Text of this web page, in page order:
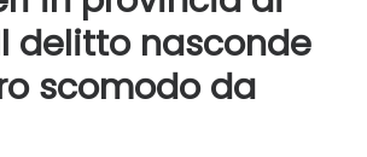
delitto nasconde
scomodo da